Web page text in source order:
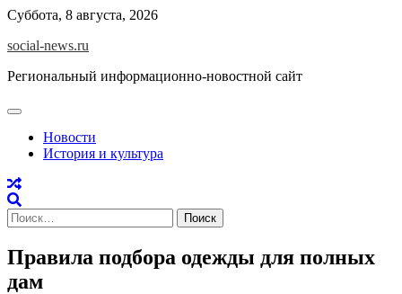
Skip
content
Суббота, 8 августа, 2026
social-news.ru
Региональный информационно-новостной сайт
Новости
История и культура
Найти:
Правила подбора одежды для полных
дам